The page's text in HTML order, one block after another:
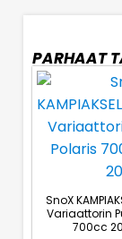
PARHAAT
SnoX
Variaattorin
700cc